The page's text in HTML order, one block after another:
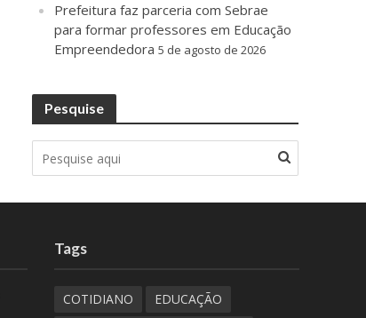
Prefeitura faz parceria com Sebrae
para formar professores em Educação
Empreendedora 5 de agosto de 2026
Pesquise
Tags
COTIDIANO EDUCAÇÃO